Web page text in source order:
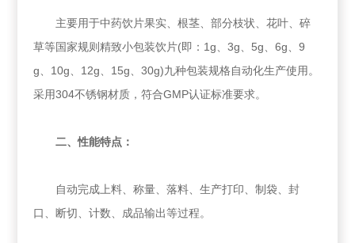
主要用于中药饮片果实、根茎、部分枝状、花叶、碎
草等国家规则精致小包装饮片(即：1g、3g、5g、6g、9
g、10g、12g、15g、30g)九种包装规格自动化生产使用。
采用304不锈钢材质，符合GMP认证标准要求。
二、性能特点：
自动完成上料、称量、落料、生产打印、制袋、封
口、断切、计数、成品输出等过程。